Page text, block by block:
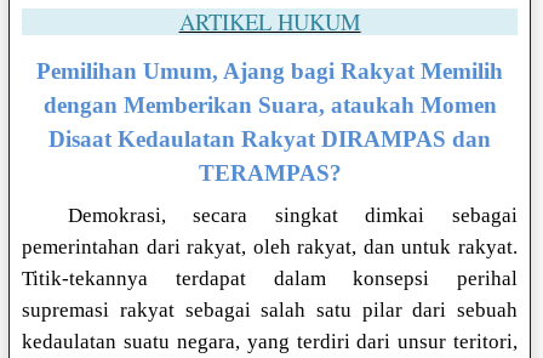
ARTIKEL HUKUM
Pemilihan Umum, Ajang bagi Rakyat Memilih
dengan Memberikan Suara, ataukah Momen
Disaat Kedaulatan Rakyat DIRAMPAS dan
TERAMPAS?
Demokrasi, secara singkat dimkai sebagai
pemerintahan dari rakyat, oleh rakyat, dan untuk rakyat.
Titik-tekannya terdapat dalam konsepsi perihal
supremasi rakyat sebagai salah satu pilar dari sebuah
kedaulatan suatu negara, yang terdiri dari unsur teritori,